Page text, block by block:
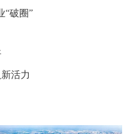
“破圈”
活力